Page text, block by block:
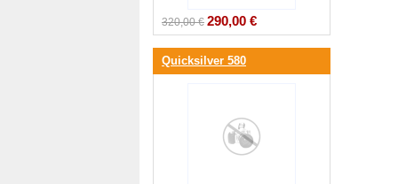
320,00 € 290,00 €
Quicksilver 580